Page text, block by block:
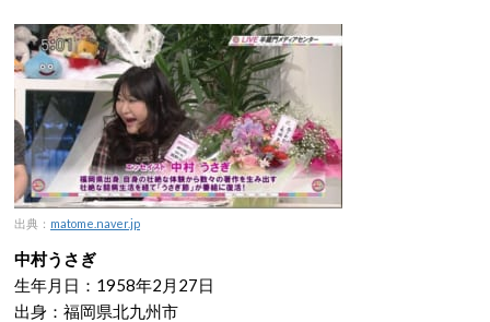
出典： matome.naver.jp
中村うさぎ
生年月日：1958年2月27日
出身：福岡県北九州市